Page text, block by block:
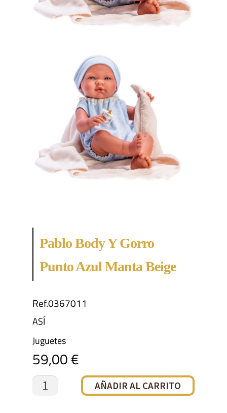
Pablo Body Y Gorro
Punto Azul Manta Beige
Ref.0367011
ASÍ
Juguetes
59,00€
Pablo
AÑADIR AL CARRITO